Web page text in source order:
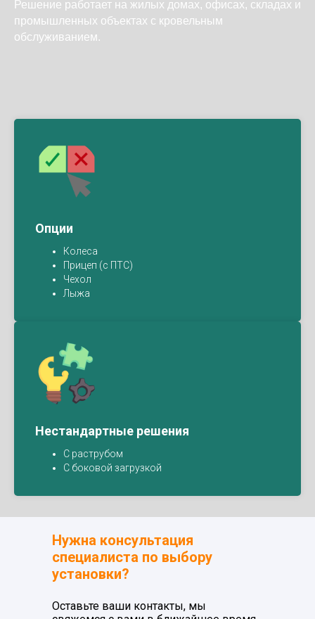
Решение работает на жилых домах, офисах, складах и
промышленных объектах с кровельным
обслуживанием.
Опции
Колеса
Прицеп (с ПТС)
Чехол
Лыжа
Нестандартные решения
С раструбом
С боковой загрузкой
Нужна консультация
специалиста по выбору
установки?
Оставьте ваши контакты, мы